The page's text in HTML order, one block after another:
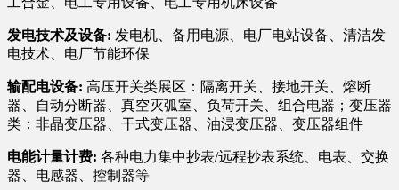
发电技术及设备: 发电机、备用电源、电厂电站设备、清洁发
电技术、电厂节能环保
输配电设备: 高压开关类展区：隔离开关、接地开关、熔断
器、自动分断器、真空灭弧室、负荷开关、组合电器；变压器
类：非晶变压器、干式变压器、油浸变压器、变压器组件
电能计量计费: 各种电力集中抄表/远程抄表系统、电表、交换
器、电感器、控制器等